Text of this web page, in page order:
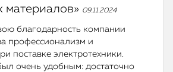
материалов» 09.11.2024
благодарность компании
профессионализм и
поставке электротехники.
очень удобным: достаточно